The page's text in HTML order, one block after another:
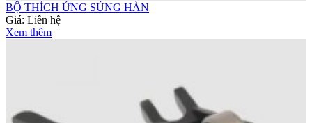
BỘ THÍCH ỨNG SÚNG HÀN
Giá: Liên hệ
Xem thêm